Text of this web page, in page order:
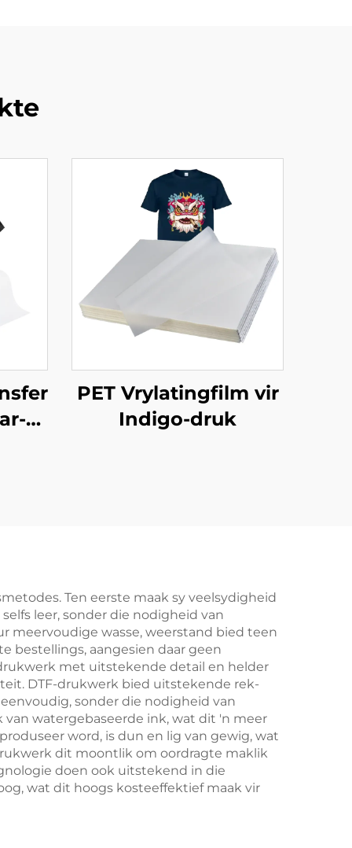
PET Vrylatingfilm vir
Indigo-druk
Ten eerste maak sy veelsydigheid
leer, sonder die nodigheid van
meervoudige wasse, weerstand bied teen
bestellings, aangesien daar geen
met uitstekende detail en helder
DTF-drukwerk bied uitstekende rek-
sonder die nodigheid van
watergebaseerde ink, wat dit 'n meer
word, is dun en lig van gewig, wat
dit moontlik om oordragte maklik
doen ook uitstekend in die
wat dit hoogs kosteeffektief maak vir